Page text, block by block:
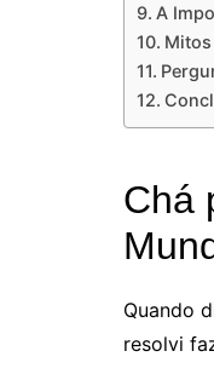
A
Mitos
Chá
Quando
resolvi